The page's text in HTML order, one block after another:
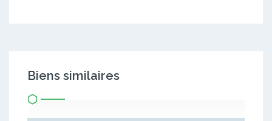
Biens similaires